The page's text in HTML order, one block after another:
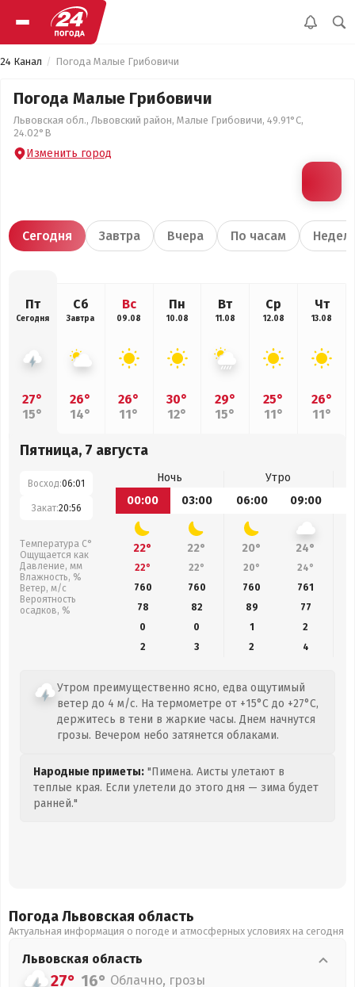
24 Канал Погода Малые Грибовичи
Погода Малые Грибовичи
Львовская обл., Львовский район, Малые Грибовичи, 49.91°С,
24.02°В
Изменить город
Сегодня Завтра Вчера По часам
Пт
Сегодня
27°
15°
Сб
Завтра
26°
14°
Вс
09.08
26°
11°
Пн
10.08
30°
12°
Вт
11.08
29°
15°
Ср
12.08
25°
11°
Чт
13.08
26°
11°
Пятница, 7 августа
Восход:06:01
Закат:20:56
Температура С°
Ощущается как
Давление, мм
Влажность, %
Ветер, м/с
Вероятность
осадков, %
Ночь
Утро
00:00
03:00 06:00 09:00
22° 22° 20° 24°
22° 22° 20° 24°
760
760 760 761
78
82 89 77
0
0 1
2
2
3 2 4
Утром преимущественно ясно, едва ощутимый
ветер до 4 м/с. На термометре от +15°C до +27°C,
держитесь в тени в жаркие часы. Днем начнутся
грозы. Вечером небо затянется облаками.
Народные приметы: "Пимена. Аисты улетают в
теплые края. Если улетели до этого дня — зима будет
ранней."
Погода Львовская область
Актуальная информация о погоде и атмосферных условиях на сегодня
Львовская область
27° 16° Облачно, грозы